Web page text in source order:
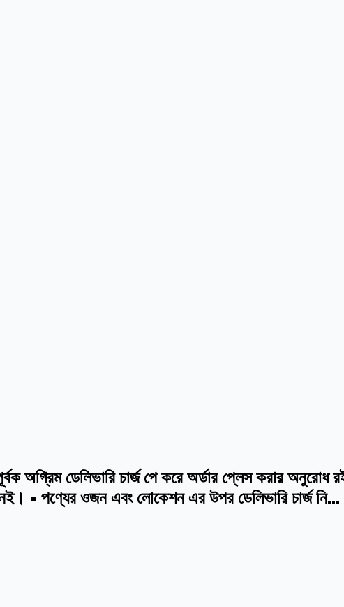
অগ্রিম ডেলিভারি চার্জ পে করে অর্ডার প্লেস করার
• পণ্যের ওজন এবং লোকেশন এর উপর ডেলিভারি চার্জ নি...